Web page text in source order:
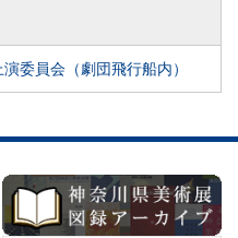
委員会（劇団飛行船内）